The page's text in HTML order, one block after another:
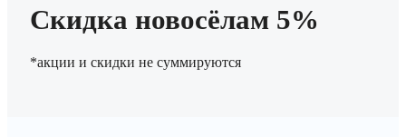
Скидка новосёлам 5%
*акции и скидки не суммируются